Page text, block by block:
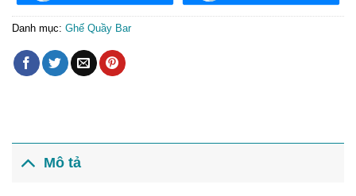
Danh mục: Ghế Quầy Bar
Mô tả